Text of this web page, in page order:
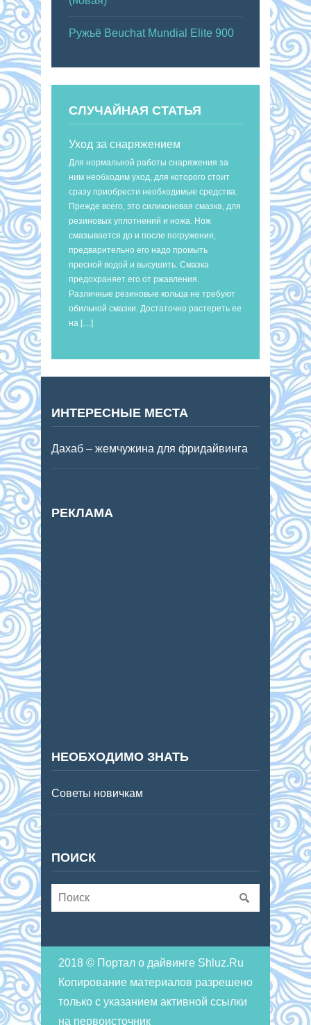
Ружьё Beuchat Mundial Elite 900
СЛУЧАЙНАЯ СТАТЬЯ
Уход за снаряжением
Для нормальной работы снаряжения за
ним необходим уход, для которого стоит
сразу приобрести необходимые средства.
Прежде всего, это силиконовая смазка, для
резиновых уплотнений и ножа. Нож
смазывается до и после погружения,
предварительно его надо промыть
пресной водой и высушить. Смазка
предохраняет его от ржавления.
Различные резиновые кольца не требуют
обильной смазки. Достаточно растереть ее
на […]
ИНТЕРЕСНЫЕ МЕСТА
Дахаб – жемчужина для фридайвинга
РЕКЛАМА
НЕОБХОДИМО ЗНАТЬ
Советы новичкам
ПОИСК
2018 © Портал о дайвинге Shluz.Ru
Копирование материалов разрешено
только с указанием активной ссылки
на первоисточник